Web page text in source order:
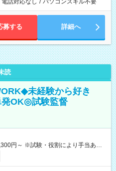
電話対応なし / パソコンスキル不要
募する 詳細へ
読
未経験から好き
発OK◎試験監督
円～ ※試験・役割により手当あり
【即給（前払い）オプションあ
務から1週間ほどで給与の一部を受け